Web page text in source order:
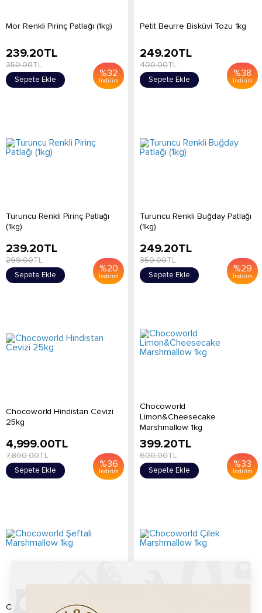
Mor Renkli Pirinç Patlağı (1kg)
%32
İndirim
239.20TL
350.00TL
Sepete Ekle
Petit Beurre Bisküvi Tozu 1kg
%38
İndirim
249.20TL
400.00TL
Sepete Ekle
Turuncu Renkli Pirinç Patlağı
(1kg)
%20
İndirim
239.20TL
299.00TL
Sepete Ekle
Turuncu Renkli Buğday Patlağı
(1kg)
%29
İndirim
249.20TL
350.00TL
Sepete Ekle
Chocoworld Hindistan Cevizi
25kg
%36
İndirim
4,999.00TL
7,800.00TL
Sepete Ekle
Chocoworld
Limon&Cheesecake
Marshmallow 1kg
%33
İndirim
399.20TL
600.00TL
Sepete Ekle
Chocoworld Şeftali